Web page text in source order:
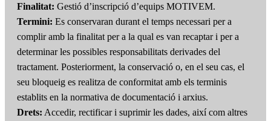
Finalitat: Gestió d’inscripció d’equips MOTIVEM.
Termini: Es conservaran durant el temps necessari per a
complir amb la finalitat per a la qual es van recaptar i per a
determinar les possibles responsabilitats derivades del
tractament. Posteriorment, la conservació o, en el seu cas, el
seu bloqueig es realitza de conformitat amb els terminis
establits en la normativa de documentació i arxius.
Drets: Accedir, rectificar i suprimir les dades, així com altres